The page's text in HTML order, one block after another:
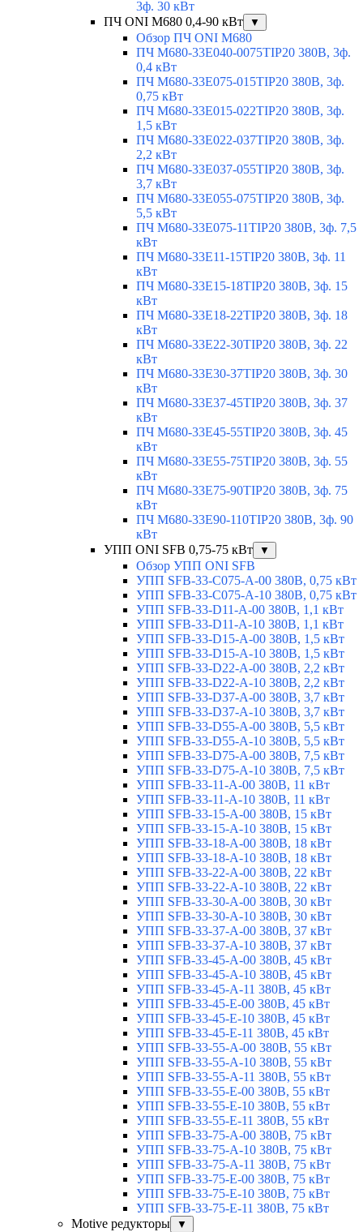
3ф. 30 кВт
ПЧ ONI M680 0,4-90 кВт
▼
Обзор ПЧ ONI M680
ПЧ M680-33E040-0075TIP20 380В, 3ф.
0,4 кВт
ПЧ M680-33E075-015TIP20 380В, 3ф.
0,75 кВт
ПЧ M680-33E015-022TIP20 380В, 3ф.
1,5 кВт
ПЧ M680-33E022-037TIP20 380В, 3ф.
2,2 кВт
ПЧ M680-33E037-055TIP20 380В, 3ф.
3,7 кВт
ПЧ M680-33E055-075TIP20 380В, 3ф.
5,5 кВт
ПЧ M680-33E075-11TIP20 380В, 3ф. 7,5
кВт
ПЧ M680-33E11-15TIP20 380В, 3ф. 11
кВт
ПЧ M680-33E15-18TIP20 380В, 3ф. 15
кВт
ПЧ M680-33E18-22TIP20 380В, 3ф. 18
кВт
ПЧ M680-33E22-30TIP20 380В, 3ф. 22
кВт
ПЧ M680-33E30-37TIP20 380В, 3ф. 30
кВт
ПЧ M680-33E37-45TIP20 380В, 3ф. 37
кВт
ПЧ M680-33E45-55TIP20 380В, 3ф. 45
кВт
ПЧ M680-33E55-75TIP20 380В, 3ф. 55
кВт
ПЧ M680-33E75-90TIP20 380В, 3ф. 75
кВт
ПЧ M680-33E90-110TIP20 380В, 3ф. 90
кВт
УПП ONI SFB 0,75-75 кВт
▼
Обзор УПП ONI SFB
УПП SFB-33-C075-A-00 380В, 0,75 кВт
УПП SFB-33-C075-A-10 380В, 0,75 кВт
УПП SFB-33-D11-A-00 380В, 1,1 кВт
УПП SFB-33-D11-A-10 380В, 1,1 кВт
УПП SFB-33-D15-A-00 380В, 1,5 кВт
УПП SFB-33-D15-A-10 380В, 1,5 кВт
УПП SFB-33-D22-A-00 380В, 2,2 кВт
УПП SFB-33-D22-A-10 380В, 2,2 кВт
УПП SFB-33-D37-A-00 380В, 3,7 кВт
УПП SFB-33-D37-A-10 380В, 3,7 кВт
УПП SFB-33-D55-A-00 380В, 5,5 кВт
УПП SFB-33-D55-A-10 380В, 5,5 кВт
УПП SFB-33-D75-A-00 380В, 7,5 кВт
УПП SFB-33-D75-A-10 380В, 7,5 кВт
УПП SFB-33-11-A-00 380В, 11 кВт
УПП SFB-33-11-A-10 380В, 11 кВт
УПП SFB-33-15-A-00 380В, 15 кВт
УПП SFB-33-15-A-10 380В, 15 кВт
УПП SFB-33-18-A-00 380В, 18 кВт
УПП SFB-33-18-A-10 380В, 18 кВт
УПП SFB-33-22-A-00 380В, 22 кВт
УПП SFB-33-22-A-10 380В, 22 кВт
УПП SFB-33-30-A-00 380В, 30 кВт
УПП SFB-33-30-A-10 380В, 30 кВт
УПП SFB-33-37-A-00 380В, 37 кВт
УПП SFB-33-37-A-10 380В, 37 кВт
УПП SFB-33-45-A-00 380В, 45 кВт
УПП SFB-33-45-A-10 380В, 45 кВт
УПП SFB-33-45-A-11 380В, 45 кВт
УПП SFB-33-45-E-00 380В, 45 кВт
УПП SFB-33-45-E-10 380В, 45 кВт
УПП SFB-33-45-E-11 380В, 45 кВт
УПП SFB-33-55-A-00 380В, 55 кВт
УПП SFB-33-55-A-10 380В, 55 кВт
УПП SFB-33-55-A-11 380В, 55 кВт
УПП SFB-33-55-E-00 380В, 55 кВт
УПП SFB-33-55-E-10 380В, 55 кВт
УПП SFB-33-55-E-11 380В, 55 кВт
УПП SFB-33-75-A-00 380В, 75 кВт
УПП SFB-33-75-A-10 380В, 75 кВт
УПП SFB-33-75-A-11 380В, 75 кВт
УПП SFB-33-75-E-00 380В, 75 кВт
УПП SFB-33-75-E-10 380В, 75 кВт
УПП SFB-33-75-E-11 380В, 75 кВт
Motive редукторы
▼